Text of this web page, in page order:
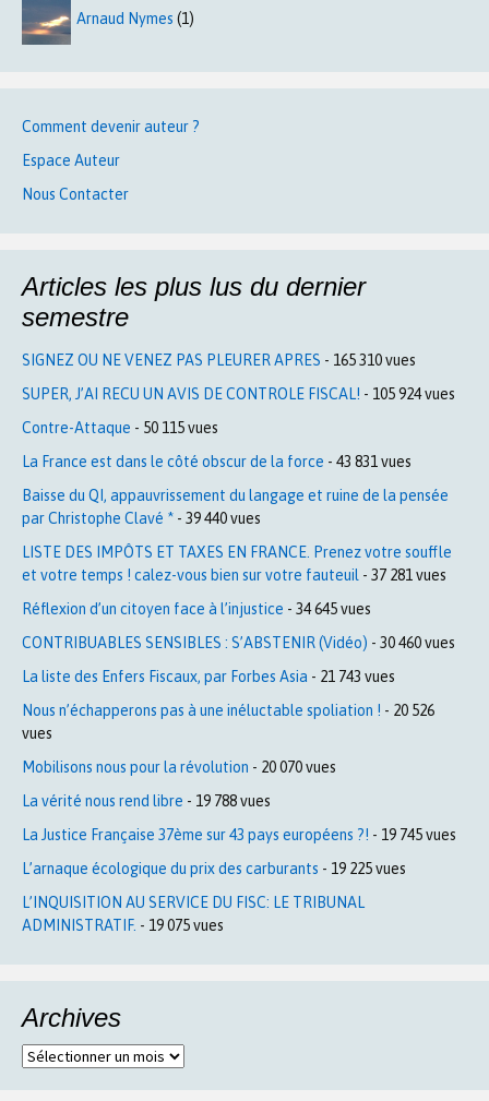
Arnaud Nymes (1)
Comment devenir auteur ?
Espace Auteur
Nous Contacter
Articles les plus lus du dernier
semestre
SIGNEZ OU NE VENEZ PAS PLEURER APRES - 165 310 vues
SUPER, J’AI RECU UN AVIS DE CONTROLE FISCAL! - 105 924 vues
Contre-Attaque - 50 115 vues
La France est dans le côté obscur de la force - 43 831 vues
Baisse du QI, appauvrissement du langage et ruine de la pensée
par Christophe Clavé * - 39 440 vues
LISTE DES IMPÔTS ET TAXES EN FRANCE. Prenez votre souffle
et votre temps ! calez-vous bien sur votre fauteuil - 37 281 vues
Réflexion d’un citoyen face à l’injustice - 34 645 vues
CONTRIBUABLES SENSIBLES : S’ABSTENIR (Vidéo) - 30 460 vues
La liste des Enfers Fiscaux, par Forbes Asia - 21 743 vues
Nous n’échapperons pas à une inéluctable spoliation ! - 20 526
vues
Mobilisons nous pour la révolution - 20 070 vues
La vérité nous rend libre - 19 788 vues
La Justice Française 37ème sur 43 pays européens ?! - 19 745 vues
L’arnaque écologique du prix des carburants - 19 225 vues
L’INQUISITION AU SERVICE DU FISC: LE TRIBUNAL
ADMINISTRATIF. - 19 075 vues
Archives
Archives